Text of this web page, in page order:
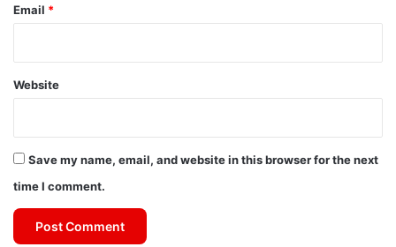
Email *
Website
Save my name, email, and website in this browser for the next
time I comment.